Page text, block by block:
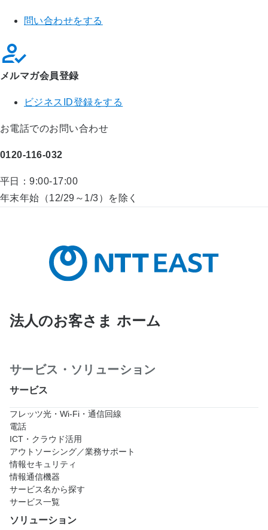
問い合わせをする
メルマガ会員登録
ビジネスID登録をする
お電話でのお問い合わせ
0120-116-032
平日：9:00-17:00
年末年始（12/29～1/3）を除く
法人のお客さま ホーム
サービス・ソリューション
サービス
フレッツ光・Wi-Fi・通信回線
電話
ICT・クラウド活用
アウトソーシング／業務サポート
情報セキュリティ
情報通信機器
サービス名から探す
サービス一覧
ソリューション